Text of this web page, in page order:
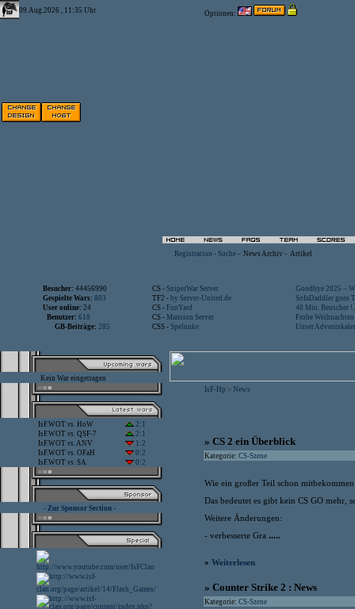
09.Aug.2026 , 11:35 Uhr Optionen:
Registration - Suche - News Archiv - Artikel
Besucher: 44456990 CS - SniperWar Server
Goodbye 2025 –
Gespielte Wars: 803 TF2 - by Server-United.de
SofaDaddler goes
User online: 24 CS - FunYard
40 Mio. Beuscher
Benutzer: 618 CS - Mansion Server
Frohe
GB-Beiträge: 285 CSS - Spelunke Unser
Kein War eingetragen
IsF.WOT vs. HoW
2:1
IsF.WOT vs. QSF-7
2:1
IsF.WOT vs.ANV
1:2
IsF.WOT vs. OFaH
0:2
IsF.WOT vs. SA 0:2
- Zur Sponsor Section -
IsF-Hp > News
» CS 2 ein Überblick
Kategorie: CS-Szene
Wie ein großer Teil schon
Das bedeutet es gibt kein CS GO mehr,
Weitere Änderungen:
- verbesserte Gra .....
» Weiterlesen
» Counter Strike 2 : News
Kategorie: CS-Szene